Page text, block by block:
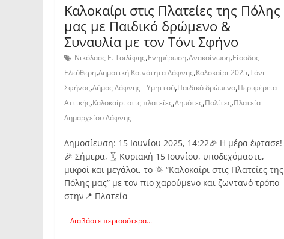
Καλοκαίρι στις Πλατείες της Πόλης
μας με Παιδικό δρώμενο &
Συναυλία με τον Τόνι Σφήνο
Νικόλαος Ε. Τσιλίφης,Ενημέρωση,Ανακοίνωση,Είσοδος
Ελεύθερη,Δημοτική Κοινότητα Δάφνης,Καλοκαίρι 2025,Τόνι
Σφήνος,Δήμος Δάφνης - Υμηττού,Παιδικό δρώμενο,Περιφέρεια
Αττικής,Καλοκαίρι στις πλατείες,Δημότες,Πολίτες,Πλατεία
Δημαρχείου Δάφνης
Δημοσίευση: 15 Ιουνίου 2025, 14:22🎉 Η μέρα έφτασε!
🎉 Σήμερα, 🗓 Κυριακή 15 Ιουνίου, υποδεχόμαστε,
μικροί και μεγάλοι, το 🌞 “Καλοκαίρι στις Πλατείες της
Πόλης μας” με τον πιο χαρούμενο και ζωντανό τρόπο
στην📍 Πλατεία
Διαβάστε περισσότερα...